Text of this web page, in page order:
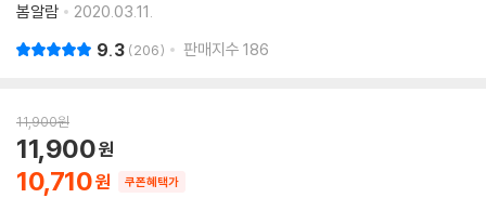
봄알람
2020.03.11.
9.3 206 판매지수 186
11,900원
10,710
11,900
쿠폰혜택가